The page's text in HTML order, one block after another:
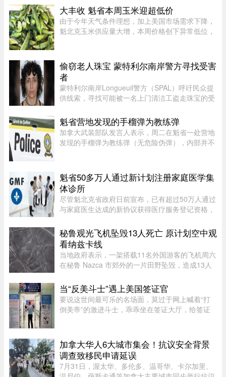
Jean地区的Chicoutimi河和au ...
大丰收 魁省本周玉米迎超低价
由于今年天气条件理想，加上美国市场需求下降，
魁北克玉米供应量大增，本周价格创下异常低位，
人David Côté表示， ...
偷窃老人珠宝 蒙特利尔南岸警方寻找受害
者
蒙特利尔南岸Longueuil警方（SPAL）呼吁民众提
供线索，寻找可能被一名上门清洁工盗走珠宝的受
手。48岁的Longueuil居民Mélanie Tanguay上周
四出庭，被控涉及Saint-Brun ...
魁省营地发现的手榴弹为教练弹
加拿大武装部队发言人表示，周二在魁省一处营地
发现的手榴弹为教练弹（无危险伪弹），内部并不
其运往 Valcartier 军事 ...
魁省50多万人通过新计划注册家庭医学集
体诊所
尽管魁北克省政府日前宣布，已有超过50万人通过
与家庭医生达成的新协议获得医疗服务登记资格，
而只是被纳入某个家庭医学诊所（GMF）的集体管
理体系。 ...
秘鲁观光飞机坠毁13人死亡 原计划空中观
看纳兹卡线
当地政府表示，一架搭载11名外国游客的飞机周六
在秘鲁 Nazca 市郊外的一片田野坠毁，造成13人
当“反美斗士”遇上美国签证官
要说这世间最可乐的名场面，莫过于网上喊着“打
倒美帝”的激进斗士，乖乖坐在签证大厅，给签证
美狠话少了许多，火药味也 ...
加拿大华人6大城市集会！抗议安全背景
调查致移民申请延误
7月31日，渥太华、多伦多、温哥华、卡尔加里、